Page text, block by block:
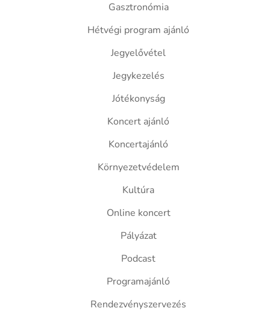
Gasztronómia
Hétvégi program ajánló
Jegyelővétel
Jegykezelés
Jótékonyság
Koncert ajánló
Koncertajánló
Környezetvédelem
Kultúra
Online koncert
Pályázat
Podcast
Programajánló
Rendezvényszervezés